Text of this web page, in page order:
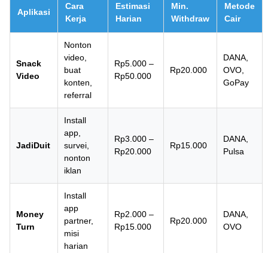
Aplikasi
Cara
Kerja
Estimasi
Harian
Min.
Withdraw
Metode
Cair
Snack
Video
Nonton
video,
buat
konten,
referral
Rp5.000 –
Rp50.000
Rp20.000
DANA,
OVO,
GoPay
JadiDuit
Install
app,
survei,
nonton
iklan
Rp3.000 –
Rp20.000
Rp15.000
DANA,
Pulsa
Money
Turn
Install
app
partner,
misi
harian
Rp2.000 –
Rp15.000
Rp20.000
DANA,
OVO